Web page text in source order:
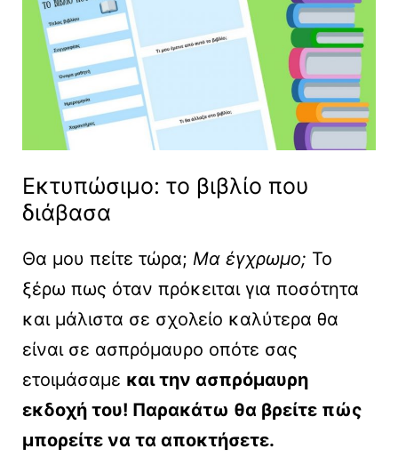
Εκτυπώσιμο: το βιβλίο που
διάβασα
Θα μου πείτε τώρα; Μα έγχρωμο; Το
ξέρω πως όταν πρόκειται για ποσότητα
και μάλιστα σε σχολείο καλύτερα θα
είναι σε ασπρόμαυρο οπότε σας
ετοιμάσαμε και την ασπρόμαυρη
εκδοχή του! Παρακάτω θα βρείτε πώς
μπορείτε να τα αποκτήσετε.